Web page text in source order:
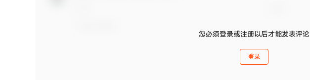
您必须登录或注册以后才能发表评论
登录